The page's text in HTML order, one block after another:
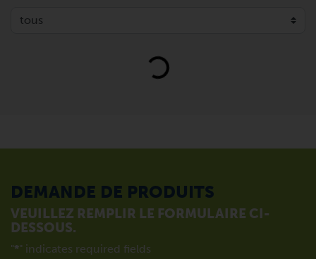
Loading...
DEMANDE DE PRODUITS
VEUILLEZ REMPLIR LE FORMULAIRE CI-
DESSOUS.
"*" indicates required fields